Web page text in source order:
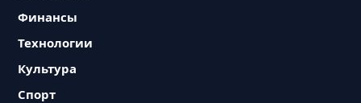
Финансы
Технологии
Культура
Спорт